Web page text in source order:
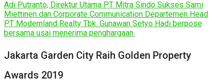
Adi Putranto, Direktur Utama PT Mitra Sindo Sukses Sami
Miettinen dan Corporate Communication Departemen Head
PT Modernland Realty Tbk. Gunawan Setyo Hadi berpose
bersama usai menerima penghargaan.
Jakarta Garden City Raih Golden Property
Awards 2019